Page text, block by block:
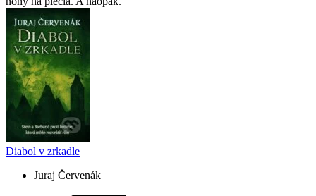
Diabol v zrkadle
Juraj Červenák